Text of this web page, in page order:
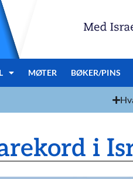
MØTER BØKER/PINS
i